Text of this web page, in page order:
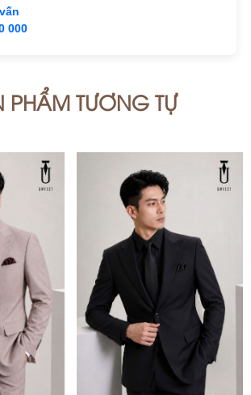
000
PHẨM TƯƠNG TỰ